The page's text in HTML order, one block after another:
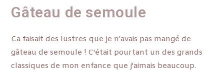
Gâteau de semoule
Ca faisait des lustres que je n'avais pas mangé de
gâteau de semoule ! C'était pourtant un des grands
classiques de mon enfance que j'aimais beaucoup.